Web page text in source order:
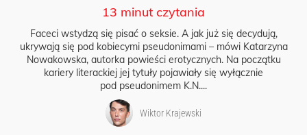
13 minut czytania
Faceci wstydzą się pisać o seksie. A jak już się decydują,
ukrywają się pod kobiecymi pseudonimami – mówi Katarzyna
Nowakowska, autorka powieści erotycznych. Na początku
kariery literackiej jej tytuły pojawiały się wyłącznie
pod pseudonimem K.N....
Wiktor Krajewski